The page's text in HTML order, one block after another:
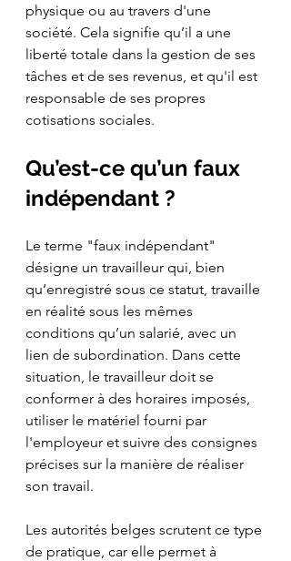
physique ou au travers d'une
société. Cela signifie qu’il a une
liberté totale dans la gestion de ses
tâches et de ses revenus, et qu'il est
responsable de ses propres
cotisations sociales.
Qu’est-ce qu’un faux
indépendant ?
Le terme "faux indépendant"
désigne un travailleur qui, bien
qu’enregistré sous ce statut, travaille
en réalité sous les mêmes
conditions qu’un salarié, avec un
lien de subordination. Dans cette
situation, le travailleur doit se
conformer à des horaires imposés,
utiliser le matériel fourni par
l'employeur et suivre des consignes
précises sur la manière de réaliser
son travail.
Les autorités belges scrutent ce type
de pratique, car elle permet à